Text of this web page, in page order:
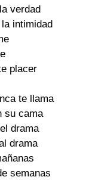
verdad
intimidad
placer
te llama
su cama
drama
drama
semanas